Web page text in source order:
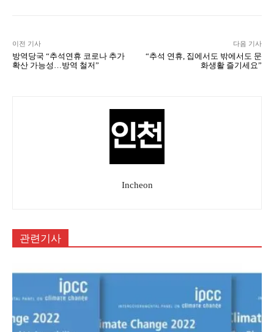
이전 기사
방역당국 “추석연휴 코로나 추가
확산 가능성…방역 철저”
다음 기사
“추석 연휴, 집에서도 밖에서도 문
화생활 즐기세요”
Incheon
관련기사